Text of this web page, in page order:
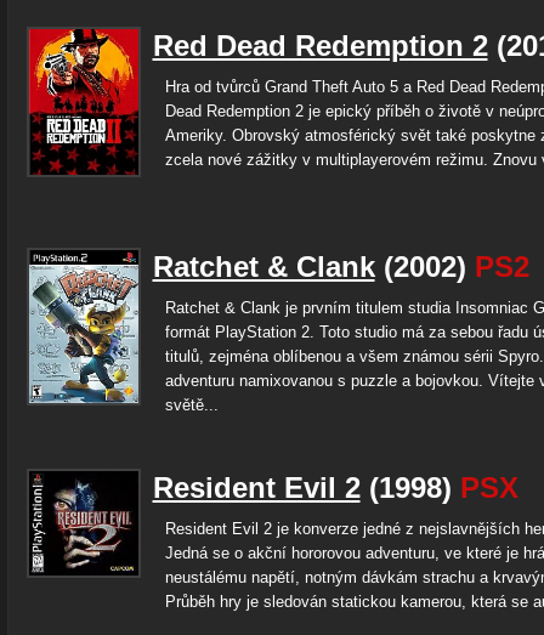
Red Dead Redemption 2
Hra od tvůrců Grand Theft Auto 5 a Red Dead
Dead Redemption 2 je epický příběh o životě v
Ameriky. Obrovský atmosférický svět také poskytne
zcela nové zážitky v multiplayerovém režimu. Znovu
Ratchet & Clank(2002) PS2
Ratchet & Clank je prvním titulem studia Insomniac
formát PlayStation 2. Toto studio má za sebou řadu
titulů, zejména oblíbenou a všem známou sérii
adventuru namixovanou s puzzle a bojovkou. Vítejte
světě...
Resident Evil 2(1998) PSX
Resident Evil 2 je konverze jedné z nejslavnějších
Jedná se o akční hororovou adventuru, ve které je
neustálému napětí, notným dávkám strachu a
Průběh hry je sledován statickou kamerou, která se